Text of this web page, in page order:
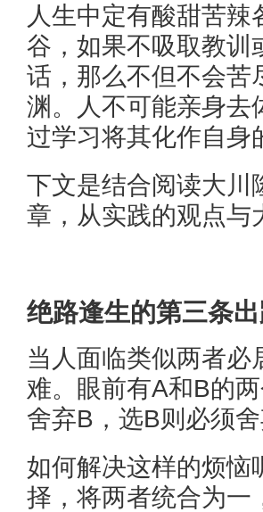
人生中定有酸甜苦
谷，如果不吸取教训
话，那么不但不会苦
渊。人不可能亲身去
过学习将其化作自身
下文是结合阅读大川
章，从实践的观点与
绝路逢生的第三条
当人面临类似两者必
难。眼前有A和B的
舍弃B，选B则必须
如何解决这样的烦恼
择，将两者统合为一